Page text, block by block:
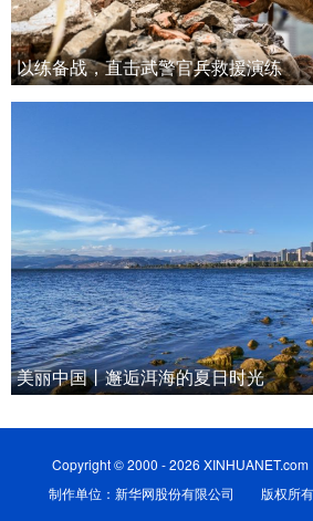
以练备战，直击武警官兵救援演练
美丽中国丨邂逅洱海的夏日时光
Copyright © 2000 - 2026
制作单位：新华网股份有限公司 版权所有